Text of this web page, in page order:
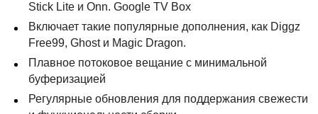
Stick Lite и Onn. Google TV Box
Включает такие популярные дополнения, как Diggz
Free99, Ghost и Magic Dragon.
Плавное потоковое вещание с минимальной
буферизацией
Регулярные обновления для поддержания свежести